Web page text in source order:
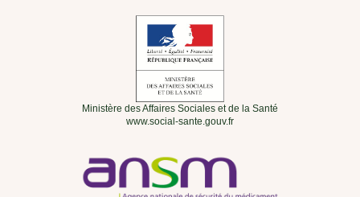
Ministère des Affaires Sociales et de la Santé
www.social-sante.gouv.fr